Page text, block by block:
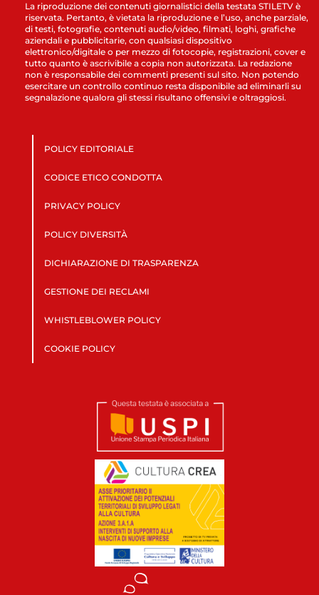
La riproduzione dei contenuti giornalistici della testata STILETV è
riservata. Pertanto, è vietata la riproduzione e l’uso, anche parziale,
di testi, fotografie, contenuti audio/video, filmati, loghi, grafiche
aziendali e pubblicitarie, con qualsiasi dispositivo
elettronico/digitale o per mezzo di fotocopie, registrazioni, cover e
tutto quanto è ascrivibile a copia non autorizzata. La redazione
non è responsabile dei commenti presenti sul sito. Non potendo
esercitare un controllo continuo resta disponibile ad eliminarli su
segnalazione qualora gli stessi risultano offensivi e oltraggiosi.
POLICY EDITORIALE
CODICE ETICO CONDOTTA
PRIVACY POLICY
POLICY DIVERSITÀ
DICHIARAZIONE DI TRASPARENZA
GESTIONE DEI RECLAMI
WHISTLEBLOWER POLICY
COOKIE POLICY